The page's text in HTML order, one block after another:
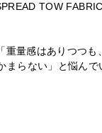
TOW
量感はありつつ
らない」と悩ん